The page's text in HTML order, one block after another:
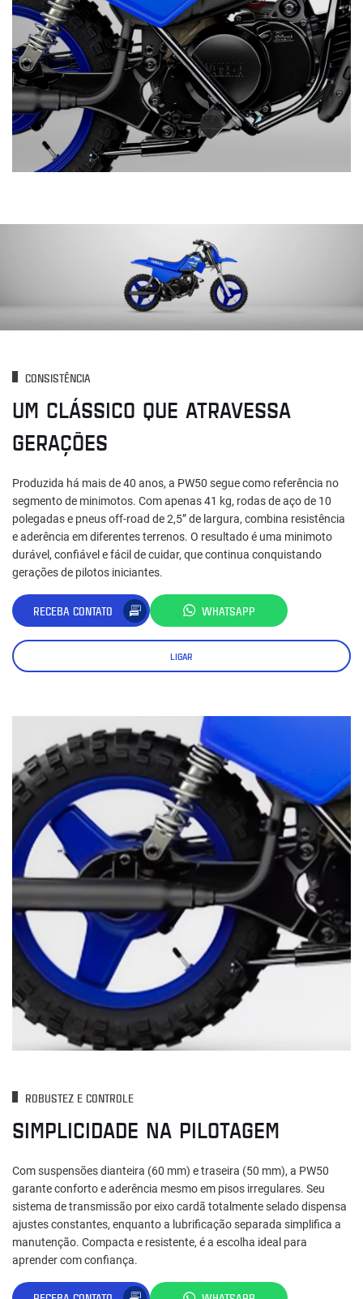
CONSISTÊNCIA
UM CLÁSSICO QUE ATRAVESSA
GERAÇÕES
Produzida há mais de 40 anos, a PW50 segue como referência no
segmento de minimotos. Com apenas 41 kg, rodas de aço de 10
polegadas e pneus off-road de 2,5” de largura, combina resistência
e aderência em diferentes terrenos. O resultado é uma minimoto
durável, confiável e fácil de cuidar, que continua conquistando
gerações de pilotos iniciantes.
RECEBA CONTATO WHATSAPP
LIGAR
ROBUSTEZ E CONTROLE
SIMPLICIDADE NA PILOTAGEM
Com suspensões dianteira (60 mm) e traseira (50 mm), a PW50
garante conforto e aderência mesmo em pisos irregulares. Seu
sistema de transmissão por eixo cardã totalmente selado dispensa
ajustes constantes, enquanto a lubrificação separada simplifica a
manutenção. Compacta e resistente, é a escolha ideal para
aprender com confiança.